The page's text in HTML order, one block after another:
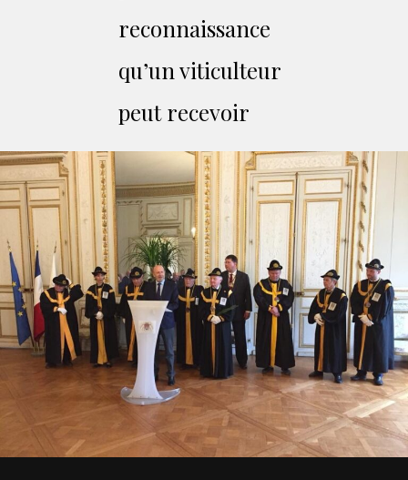
reconnaissance
qu’un viticulteur
peut recevoir